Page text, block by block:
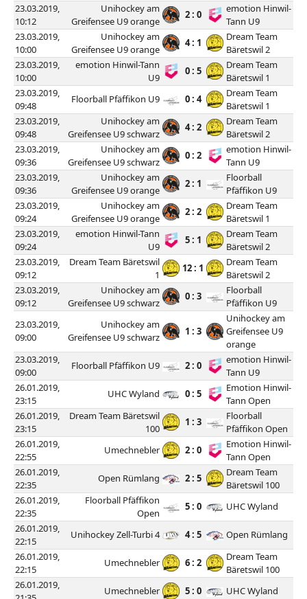
23.03.2019,
10:12
Unihockey am
Greifensee U9 orange
2 : 0
emotion Hinwil-
Tann U9
23.03.2019,
10:00
Unihockey am
Greifensee U9 orange
4 : 1
Dream Team
Bäretswil 2
23.03.2019,
10:00
emotion Hinwil-Tann
U9
0 : 5
Dream Team
Bäretswil 1
23.03.2019,
09:48
Floorball Pfäffikon U9 0 : 4
Dream Team
Bäretswil 1
23.03.2019,
09:48
Unihockey am
Greifensee U9 schwarz
4 : 2
Dream Team
Bäretswil 2
23.03.2019,
09:36
Unihockey am
Greifensee U9 schwarz
0 : 2
emotion Hinwil-
Tann U9
23.03.2019,
09:36
Unihockey am
Greifensee U9 orange
2 : 1
Floorball
Pfäffikon U9
23.03.2019,
09:24
Unihockey am
Greifensee U9 orange
2 : 2
Dream Team
Bäretswil 1
23.03.2019,
09:24
emotion Hinwil-Tann
U9
5 : 1
Dream Team
Bäretswil 2
23.03.2019,
09:12
Dream Team Bäretswil
1
12 : 1
Dream Team
Bäretswil 2
23.03.2019,
09:12
Unihockey am
Greifensee U9 schwarz
0 : 3
Floorball
Pfäffikon U9
23.03.2019,
09:00
Unihockey am
Greifensee U9 schwarz
1 : 3
Unihockey am
Greifensee U9
orange
23.03.2019,
09:00
Floorball Pfäffikon U9 2 : 0
emotion Hinwil-
Tann U9
26.01.2019,
23:15
UHC Wyland 0 : 5
Emotion Hinwil-
Tann Open
26.01.2019,
23:15
Dream Team Bäretswil
100
1 : 3
Floorball
Pfäffikon Open
26.01.2019,
22:55
Umechnebler 2 : 0
Emotion Hinwil-
Tann Open
26.01.2019,
22:35
Open Rümlang 2 : 5
Dream Team
Bäretswil 100
26.01.2019,
22:35
Floorball Pfäffikon
Open
5 : 0
UHC Wyland
26.01.2019,
22:15
Unihockey Zell-Turbi 4 4 : 5
Open Rümlang
26.01.2019,
22:15
Umechnebler 6 : 2
Dream Team
Bäretswil 100
26.01.2019,
Umechnebler 5 : 0 UHC Wyland